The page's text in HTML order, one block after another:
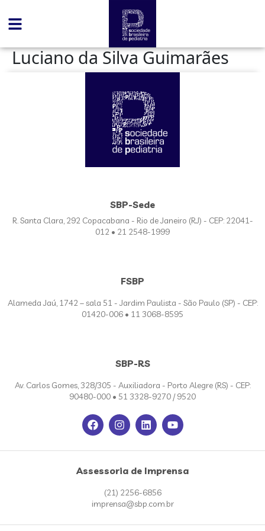
Luciano da Silva Guimarães
SBP-Sede
R. Santa Clara, 292 Copacabana - Rio de Janeiro (RJ) - CEP: 22041-
012 • 21 2548-1999
FSBP
Alameda Jaú, 1742 – sala 51 - Jardim Paulista - São Paulo (SP) - CEP:
01420-006 • 11 3068-8595
SBP-RS
Av. Carlos Gomes, 328/305 - Auxiliadora - Porto Alegre (RS) - CEP:
90480-000 • 51 3328-9270 / 9520
Assessoria de Imprensa
(21) 2256-6856
imprensa@sbp.com.br